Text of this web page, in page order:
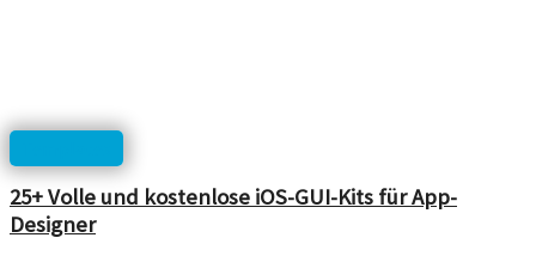
25+ Volle und kostenlose iOS-GUI-Kits für App-
Designer